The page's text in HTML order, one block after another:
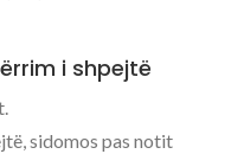
i shpejtë
sidomos pas notit